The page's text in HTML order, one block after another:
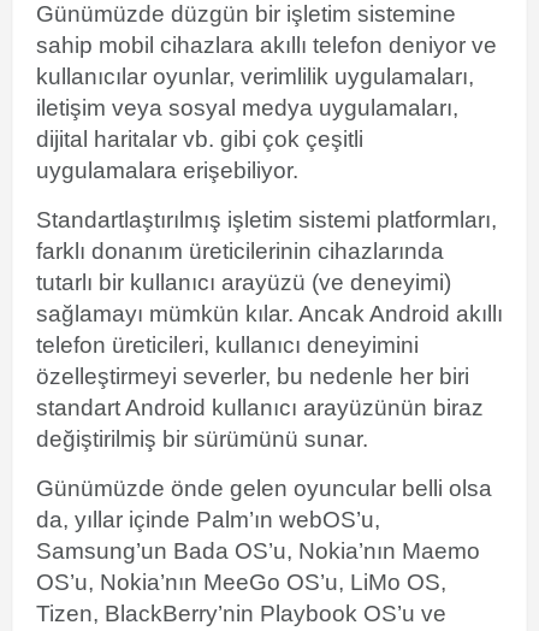
Günümüzde düzgün bir işletim sistemine
sahip mobil cihazlara akıllı telefon deniyor ve
kullanıcılar oyunlar, verimlilik uygulamaları,
iletişim veya sosyal medya uygulamaları,
dijital haritalar vb. gibi çok çeşitli
uygulamalara erişebiliyor.
Standartlaştırılmış işletim sistemi platformları,
farklı donanım üreticilerinin cihazlarında
tutarlı bir kullanıcı arayüzü (ve deneyimi)
sağlamayı mümkün kılar. Ancak Android akıllı
telefon üreticileri, kullanıcı deneyimini
özelleştirmeyi severler, bu nedenle her biri
standart Android kullanıcı arayüzünün biraz
değiştirilmiş bir sürümünü sunar.
Günümüzde önde gelen oyuncular belli olsa
da, yıllar içinde Palm’ın webOS’u,
Samsung’un Bada OS’u, Nokia’nın Maemo
OS’u, Nokia’nın MeeGo OS’u, LiMo OS,
Tizen, BlackBerry’nin Playbook OS’u ve